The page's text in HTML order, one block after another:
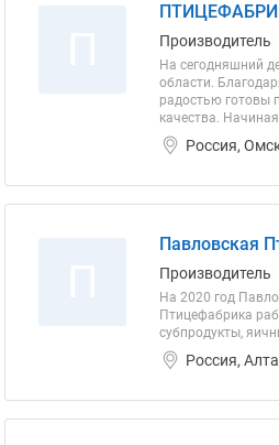
Производитель
На сегодняшний
области.
радостью готовы
качества.
Россия,
Павловская
Производитель
На 2020 год
Птицефабрика
субпродукты,
Россия,